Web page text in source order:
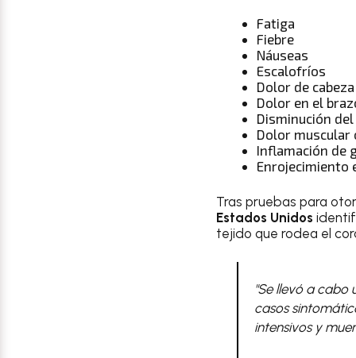
Fatiga
Fiebre
Náuseas
Escalofríos
Dolor de cabeza
Dolor en el
Disminución
Dolor muscular
Inflamación de
Enrojecimiento
Tras pruebas para
Estados Unidos
tejido que rodea el
"Se llevó a cabo
casos
intensivos y